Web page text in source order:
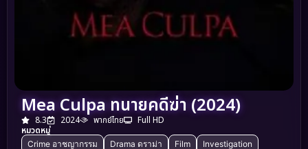
Mea Culpa ทนายคดีฆ่า (2024)
8.3 2024 พากย์ไทย
Full HD
หมวดหมู่
Crime อาชญากรรม Drama ดราม่า Film
Investigation